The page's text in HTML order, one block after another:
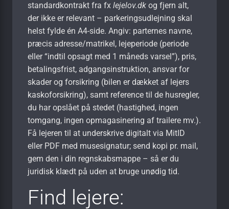
standard­kontrakt fra fx lejelov.dk og fjern alt,
der ikke er relevant – parkeringsudlejning skal
helst fylde én A4-side. Angiv: parternes navne,
præcis adresse/matrikel, lejeperiode (periode
eller “indtil opsagt med 1 måneds varsel”), pris,
betalings­frist, adgangs­instruktion, ansvar for
skader og forsikring (bilen er dækket af lejers
kaskoforsikring), samt reference til de husregler,
du har opslået på stedet (hastighed, ingen
tomgang, ingen opmagasinering af trailere mv.).
Få lejeren til at underskrive digitalt via MitID
eller PDF med musesignatur; send kopi pr. mail,
gem den i din regnskabsmappe – så er du
juridisk klædt på uden at bruge unødig tid.
Find lejere: